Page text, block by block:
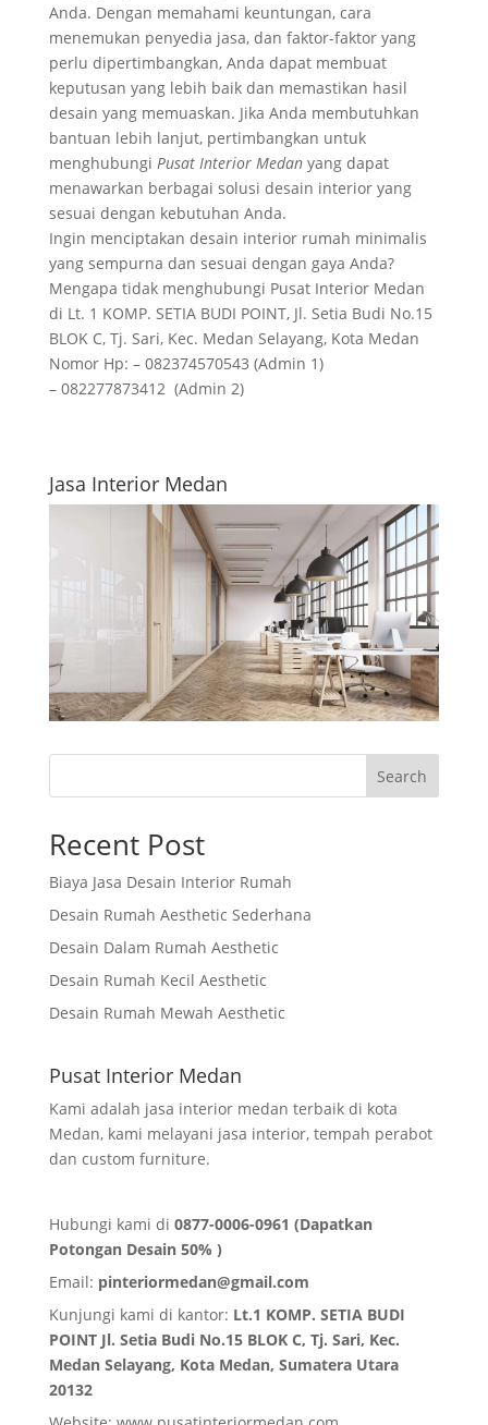
Anda. Dengan memahami keuntungan, cara
menemukan penyedia jasa, dan faktor-faktor yang
perlu dipertimbangkan, Anda dapat membuat
keputusan yang lebih baik dan memastikan hasil
desain yang memuaskan. Jika Anda membutuhkan
bantuan lebih lanjut, pertimbangkan untuk
menghubungi Pusat Interior Medanyang dapat
menawarkan berbagai solusi desain interior yang
sesuai dengan kebutuhan Anda.
Ingin menciptakan desain interior rumah minimalis
yang sempurna dan sesuai dengan gaya Anda?
Mengapa tidak menghubungi Pusat Interior Medan
di Lt. 1 KOMP. SETIA BUDI POINT, Jl. Setia Budi No.15
BLOK C, Tj. Sari, Kec. Medan Selayang, Kota Medan
Nomor Hp: – 082374570543 (Admin 1)
– 082277873412 (Admin 2)
Jasa Interior Medan
Search
Recent Post
Biaya Jasa Desain Interior Rumah
Desain Rumah Aesthetic Sederhana
Desain Dalam Rumah Aesthetic
Desain Rumah Kecil Aesthetic
Desain Rumah Mewah Aesthetic
Pusat Interior Medan
Kami adalah jasa interior medan terbaik di kota
Medan, kami melayani jasa interior, tempah perabot
dan custom furniture.
Hubungi kami di 0877-0006-0961 (Dapatkan
Potongan Desain 50% )
Email: pinteriormedan@gmail.com
Kunjungi kami di kantor: Lt.1 KOMP. SETIA BUDI
POINT Jl. Setia Budi No.15 BLOK C, Tj. Sari, Kec.
Medan Selayang, Kota Medan, Sumatera Utara
20132